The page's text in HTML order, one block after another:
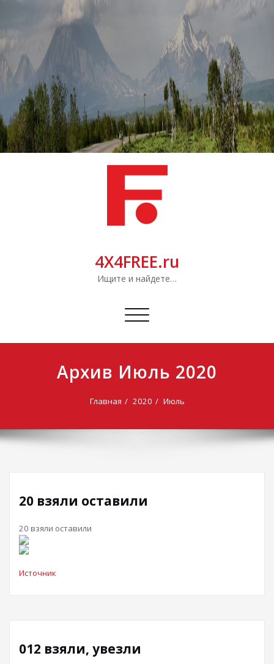
4X4FREE.ru
Ищите и найдете…
Показать/
навигацию
Архив Июль 2020
Главная 2020 Июль
20 взяли оставили
20 взяли оставили
Источник
012 взяли, увезли